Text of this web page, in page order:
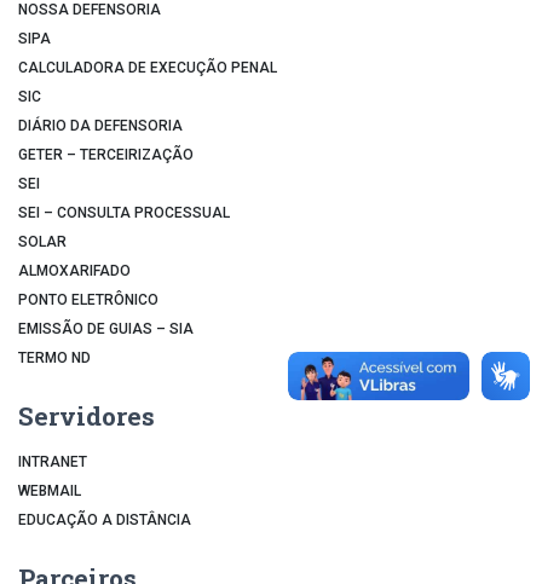
NOSSA DEFENSORIA
SIPA
CALCULADORA DE EXECUÇÃO PENAL
SIC
DIÁRIO DA DEFENSORIA
GETER – TERCEIRIZAÇÃO
SEI
SEI – CONSULTA PROCESSUAL
SOLAR
ALMOXARIFADO
PONTO ELETRÔNICO
EMISSÃO DE GUIAS – SIA
TERMO ND
Servidores
INTRANET
WEBMAIL
EDUCAÇÃO A DISTÂNCIA